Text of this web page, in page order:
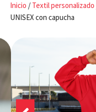
Inicio / Textil personalizado
UNISEX con capucha